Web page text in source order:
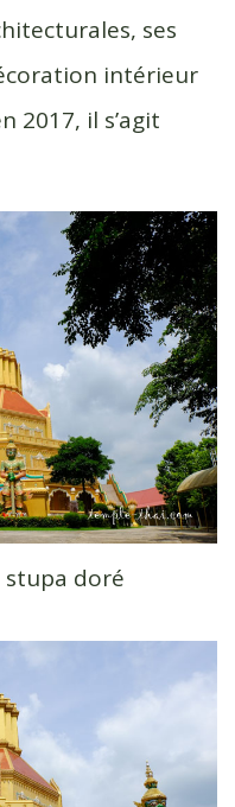
ses
intérieur
2017, il s’agit
stupa doré